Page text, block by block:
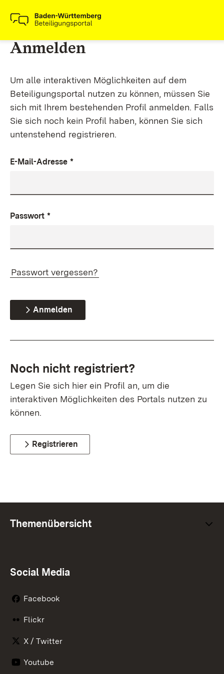
Anmelden
Um alle interaktiven Möglichkeiten auf dem
Beteiligungsportal nutzen zu können, müssen Sie
sich mit Ihrem bestehenden Profil anmelden. Falls
Sie sich noch kein Profil haben, können Sie sich
untenstehend registrieren.
E-Mail-Adresse *
Passwort *
Passwort vergessen?
Anmelden
Noch nicht registriert?
Legen Sie sich hier ein Profil an, um die
interaktiven Möglichkeiten des Portals nutzen zu
können.
Registrieren
Themenübersicht
Social Media
Facebook
Flickr
X / Twitter
Youtube